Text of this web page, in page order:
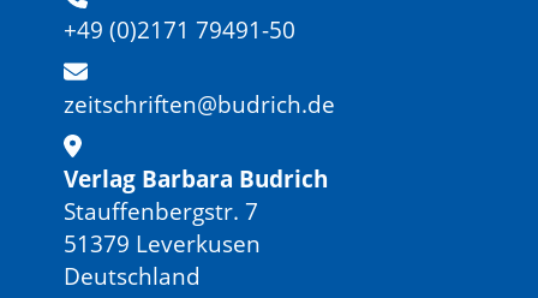
Geisteswissenschaften. Berlin: Suhrkamp.
Przyborski, Aglaja/Wohlrab-Sahr, Monika (2008):
Qualitative Sozialforschung. Ein Arbeitsbuch.
München: Oldenbourg.
Tenorth, Heinz-Elmar (2013): Arbeit an der Theorie:
Kritik, Analyse, Konstruktion. In: Friebertshäuser,
Barbara/Langer, Antje/Prengel, Annedore (Hrsg.):
Handbuch Qualitative Forschungsmethoden in der
Erziehungswissenschaft. 4., durchges. Aufl.
Weinheim: Beltz Juventa, S. 89–100.
+49 (0)2171 79491-50
zeitschriften@budrich.de
Verlag Barbara Budrich
Stauffenbergstr. 7
51379 Leverkusen
Deutschland